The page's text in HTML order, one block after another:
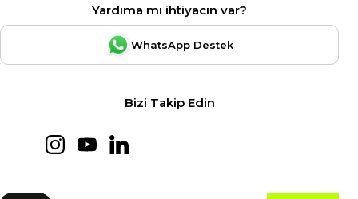
Yardıma mı ihtiyacın var?
WhatsApp Destek
Bizi Takip Edin